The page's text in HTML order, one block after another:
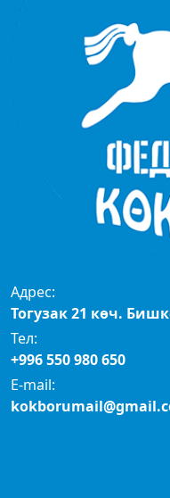
Адрес:
Тогузак 21 көч.
Тел:
+996 550 980 650
E-mail: